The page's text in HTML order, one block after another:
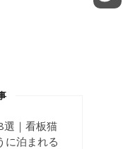
選｜看板猫
に泊まれる